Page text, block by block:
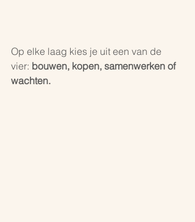
Op elke laag kies je uit een van de
vier: bouwen, kopen, samenwerken of
wachten.